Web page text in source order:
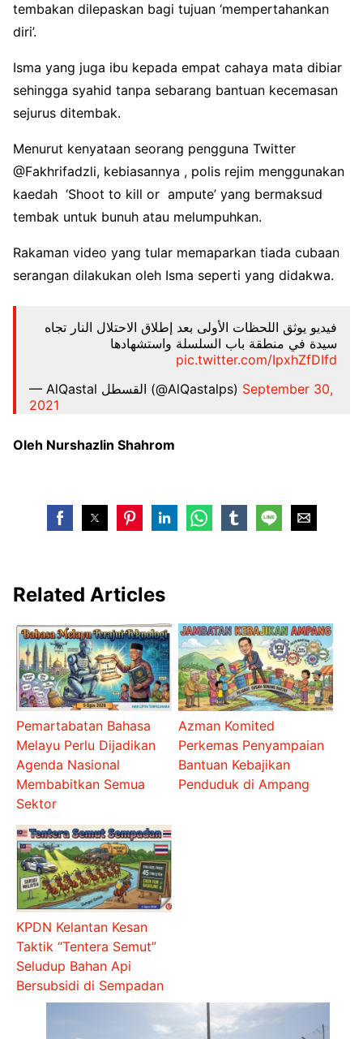
tembakan dilepaskan bagi tujuan ‘mempertahankan
diri’.
Isma yang juga ibu kepada empat cahaya mata dibiar
sehingga syahid tanpa sebarang bantuan kecemasan
sejurus ditembak.
Menurut kenyataan seorang pengguna Twitter
@Fakhrifadzli, kebiasannya , polis rejim menggunakan
kaedah ‘Shoot to kill or ampute’ yang bermaksud
tembak untuk bunuh atau melumpuhkan.
Rakaman video yang tular memaparkan tiada cubaan
serangan dilakukan oleh Isma seperti yang didakwa.
فيديو يوثق اللحظات الأولى بعد إطلاق الاحتلال النار تجاه
سيدة في منطقة باب السلسلة واستشهادها
pic.twitter.com/IpxhZfDIfd
— AlQastal القسطل (@AlQastalps) September 30,
2021
Oleh Nurshazlin Shahrom
Related Articles
Pemartabatan Bahasa
Melayu Perlu Dijadikan
Agenda Nasional
Membabitkan Semua
Sektor
Azman Komited
Perkemas Penyampaian
Bantuan Kebajikan
Penduduk di Ampang
KPDN Kelantan Kesan
Taktik “Tentera Semut”
Seludup Bahan Api
Bersubsidi di Sempadan